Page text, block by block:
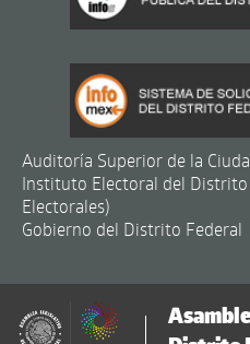
Auditoría Superior de la
Instituto Electoral del
Electorales)
Gobierno del Distrito Federal